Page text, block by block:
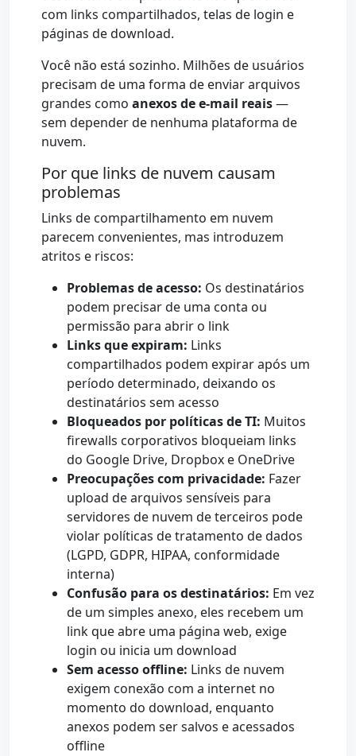
com links compartilhados, telas de login e
páginas de download.
Você não está sozinho. Milhões de usuários
precisam de uma forma de enviar arquivos
grandes como anexos de e-mail reais—
sem depender de nenhuma plataforma de
nuvem.
Por que links de nuvem causam
problemas
Links de compartilhamento em nuvem
parecem convenientes, mas introduzem
atritos e riscos:
Problemas de acesso: Os destinatários
podem precisar de uma conta ou
permissão para abrir o link
Links que expiram: Links
compartilhados podem expirar após um
período determinado, deixando os
destinatários sem acesso
Bloqueados por políticas de TI: Muitos
firewalls corporativos bloqueiam links
do Google Drive, Dropbox e OneDrive
Preocupações com privacidade: Fazer
upload de arquivos sensíveis para
servidores de nuvem de terceiros pode
violar políticas de tratamento de dados
(LGPD, GDPR, HIPAA, conformidade
interna)
Confusão para os destinatários: Em vez
de um simples anexo, eles recebem um
link que abre uma página web, exige
login ou inicia um download
Sem acesso offline: Links de nuvem
exigem conexão com a internet no
momento do download, enquanto
anexos podem ser salvos e acessados
offline